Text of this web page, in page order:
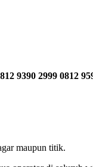
9390 2999 0812
maupun titik.